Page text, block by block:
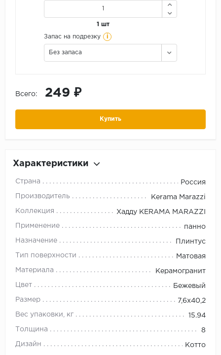
1 шт
Запас на подрезку i
Без запаса
Всего: 249 ₽
Купить
Характеристики
Страна Россия
Производитель Kerama Marazzi
Коллекция Хадду KЕRАМА МАRАZZI
Применение панно
Назначение Плинтус
Тип поверхности Матовая
Материала Керамогранит
Цвет Бежевый
Размер 7,6x40,2
Вес упаковки, кг 15.94
Толщина 8
Дизайн Котто